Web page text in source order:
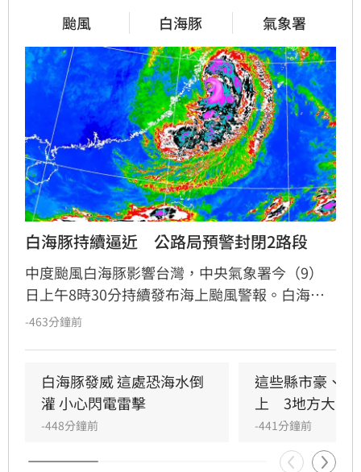
颱風 白海豚 氣象署
白海豚持續逼近　公路局預警封閉2路段
中度颱風白海豚影響台灣，中央氣象署今（9）
日上午8時30分持續發布海上颱風警報。白海豚
目前正通過台灣北部海面，中心位於台北北北東
但今晚至明晨暴風圈仍將非常接近馬祖。
-463分鐘前
白海豚發威 這處恐海水倒
灌 小心閃電雷擊
-448分鐘前
這些縣市豪、
上　3地方大豪
-441分鐘前